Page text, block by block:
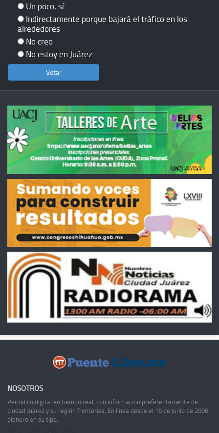
Un poco, sí
Indirectamente porque bajará el tráfico en los
alrededores
No creo
No estoy en Juárez
NOSOTROS
Periódico digital en tiempo real, con información preferentemente de
ciudad Juárez y su región fronteriza. En línea desde el 16 de junio de 2008,
pionero en su tipo.